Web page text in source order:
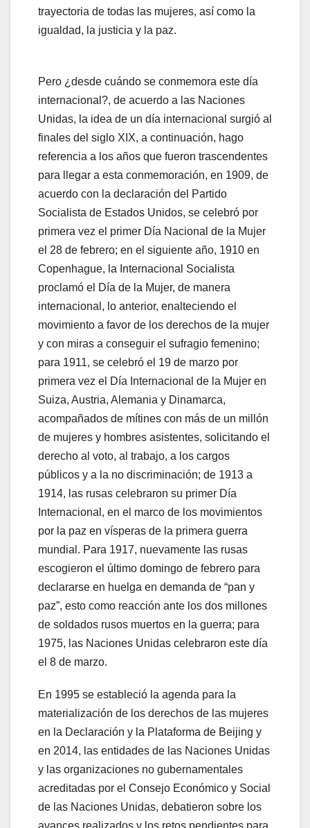
trayectoria de todas las mujeres, así como la
igualdad, la justicia y la paz.
Pero ¿desde cuándo se conmemora este día
internacional?, de acuerdo a las Naciones
Unidas, la idea de un día internacional surgió al
finales del siglo XIX, a continuación, hago
referencia a los años que fueron trascendentes
para llegar a esta conmemoración, en 1909, de
acuerdo con la declaración del Partido
Socialista de Estados Unidos, se celebró por
primera vez el primer Día Nacional de la Mujer
el 28 de febrero; en el siguiente año, 1910 en
Copenhague, la Internacional Socialista
proclamó el Día de la Mujer, de manera
internacional, lo anterior, enalteciendo el
movimiento a favor de los derechos de la mujer
y con miras a conseguir el sufragio femenino;
para 1911, se celebró el 19 de marzo por
primera vez el Día Internacional de la Mujer en
Suiza, Austria, Alemania y Dinamarca,
acompañados de mítines con más de un millón
de mujeres y hombres asistentes, solicitando el
derecho al voto, al trabajo, a los cargos
públicos y a la no discriminación; de 1913 a
1914, las rusas celebraron su primer Día
Internacional, en el marco de los movimientos
por la paz en vísperas de la primera guerra
mundial. Para 1917, nuevamente las rusas
escogieron el último domingo de febrero para
declararse en huelga en demanda de “pan y
paz”, esto como reacción ante los dos millones
de soldados rusos muertos en la guerra; para
1975, las Naciones Unidas celebraron este día
el 8 de marzo.
En 1995 se estableció la agenda para la
materialización de los derechos de las mujeres
en la Declaración y la Plataforma de Beijing y
en 2014, las entidades de las Naciones Unidas
y las organizaciones no gubernamentales
acreditadas por el Consejo Económico y Social
de las Naciones Unidas, debatieron sobre los